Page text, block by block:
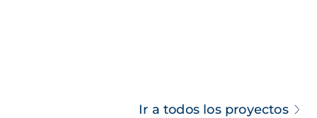
Ir a todos los proyectos